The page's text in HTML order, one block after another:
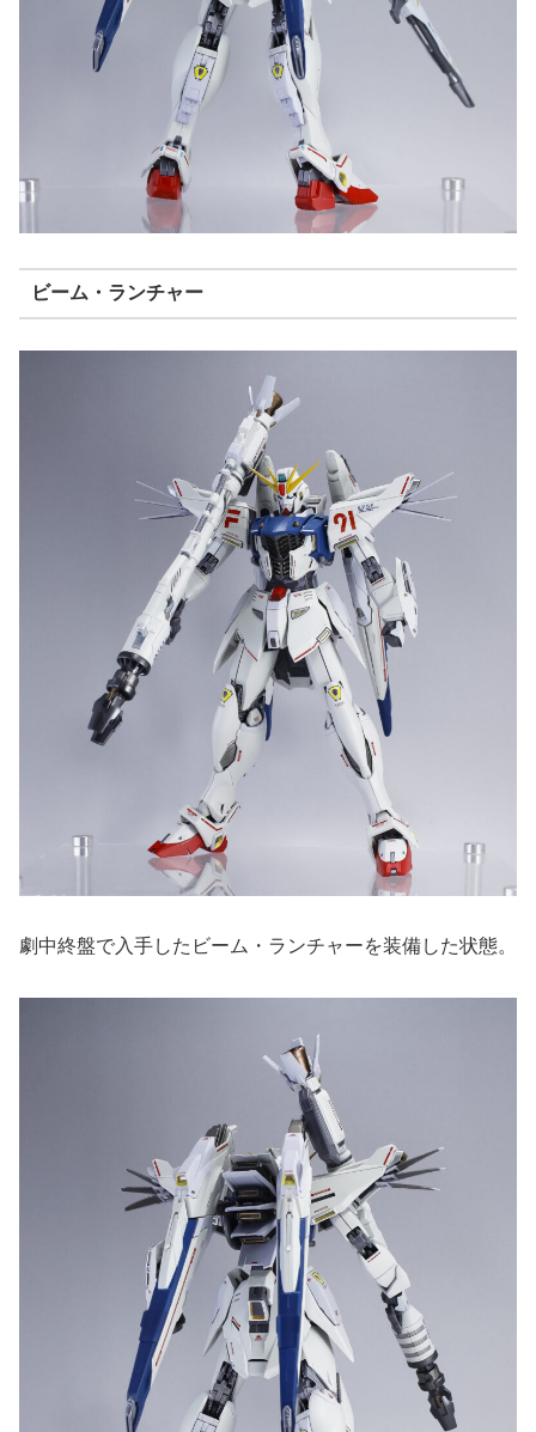
ビーム・ランチャー
劇中終盤で入手したビーム・ランチャーを装備した状態。